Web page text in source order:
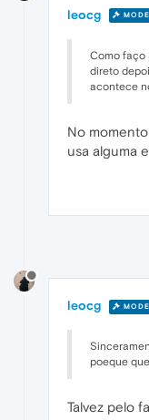
leocg
Como faço
direto
acontece
No
usa alguma
leocg
poeque
Talvez pelo